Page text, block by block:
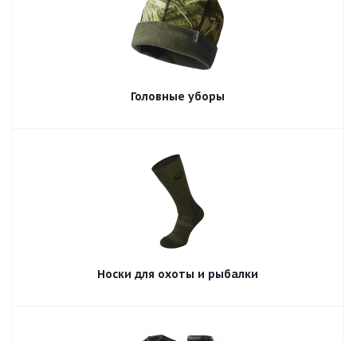
Головные уборы
Носки для охоты и рыбалки